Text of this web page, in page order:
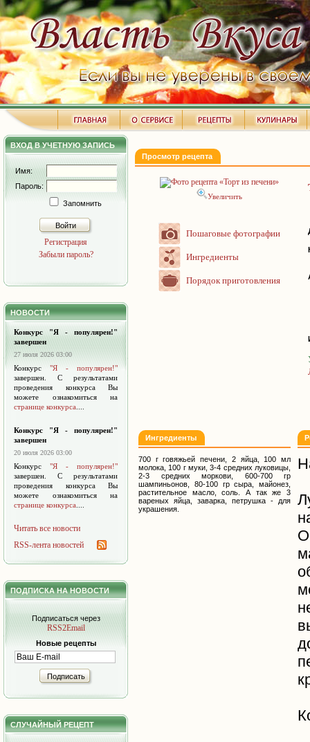
ВХОД В УЧЕТНУЮ ЗАПИСЬ
Имя:
Пароль:
Запомнить
Войти
Регистрация
Забыли пароль?
НОВОСТИ
Конкурс "Я - популярен!"
завершен
27 июля 2026 03:00
Конкурс "Я - популярен!"
завершен. С результатами
проведения конкурса Вы
можете ознакомиться на
странице конкурса
Конкурс "Я - популярен!"
завершен
20 июля 2026 03:00
Конкурс "Я - популярен!"
завершен. С результатами
проведения конкурса Вы
можете ознакомиться на
странице конкурса
Читать все новости
RSS-лента новостей
ПОДПИСКА НА НОВОСТИ
Подписаться через
RSS2Email
Новые рецепты
Подписать
СЛУЧАЙНЫЙ РЕЦЕПТ
Просмотр рецепта
Увеличить
Пошаговые фотографии
Ингредиенты
Порядок приготовления
Ингредиенты
700 г говяжьей печени, 2 яйца, 100 мл
молока, 100 г муки, 3-4 средних луковицы,
2-3 средних моркови, 600-700 гр
шампиньонов, 80-100 гр сыра, майонез,
растительное масло, соль. А так же 3
вареных яйца, заварка, петрушка - для
украшения.